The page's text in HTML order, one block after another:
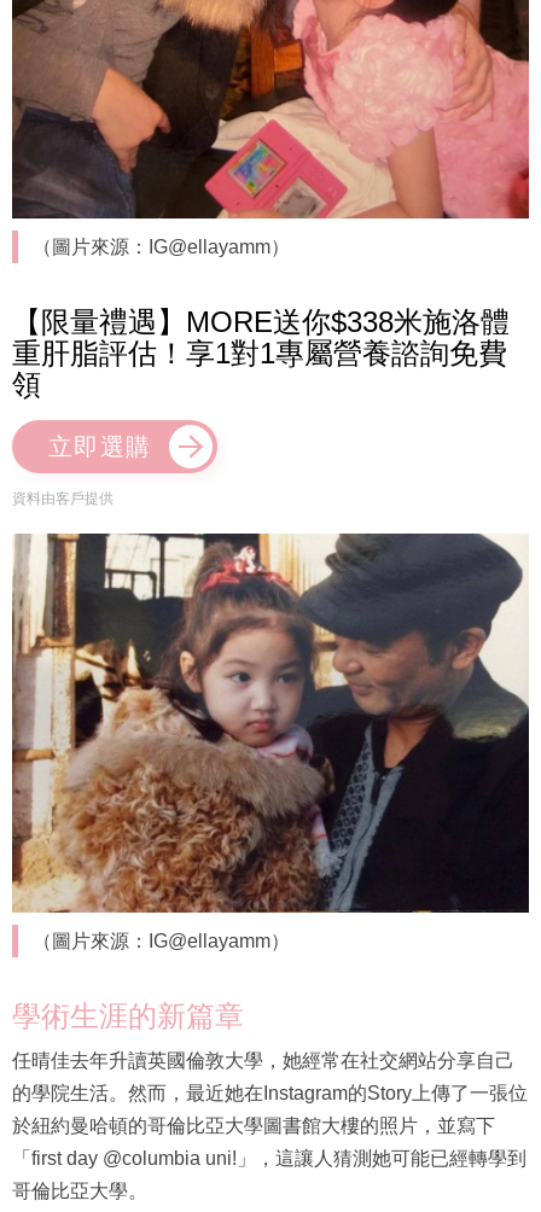
（圖片來源：IG@ellayamm）
【限量禮遇】MORE送你$338米施洛體
重肝脂評估！享1對1專屬營養諮詢免費
領
立即選購
資料由客戶提供
（圖片來源：IG@ellayamm）
學術生涯的新篇章
任晴佳去年升讀英國倫敦大學，她經常在社交網站分享自己
的學院生活。然而，最近她在Instagram的Story上傳了一張位
於紐約曼哈頓的哥倫比亞大學圖書館大樓的照片，並寫下
「first day @columbia uni!」，這讓人猜測她可能已經轉學到
哥倫比亞大學。